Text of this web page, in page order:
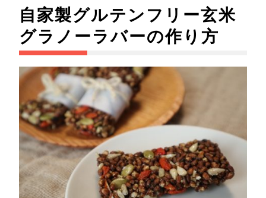
自家製グルテンフリー玄米
グラノーラバーの作り方